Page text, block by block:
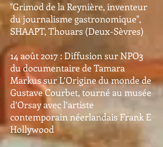
"Grimod de la Reynière, inventeur
du journalisme gastronomique",
SHAAPT, Thouars (Deux-Sèvres)
14 août 2017 : Diffusion sur NPO3
du documentaire de Tamara
Markus sur L’Origine du monde de
Gustave Courbet, tourné au musée
d’Orsay avec l’artiste
contemporain néerlandais Frank E
Hollywood